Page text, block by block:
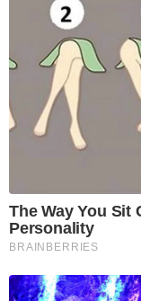
The Way You Sit
Personality
BRAINBERRIES